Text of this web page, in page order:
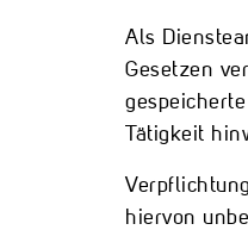
Als
Gesetzen
Tätigkeit
hiervon